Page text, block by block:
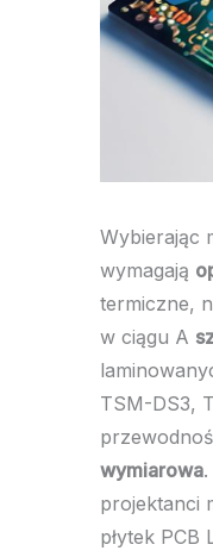
Wybierając
wymagają
termiczne,
w ciągu A
TSM-DS3,
wymiarowa
projektanci
płytek PCB